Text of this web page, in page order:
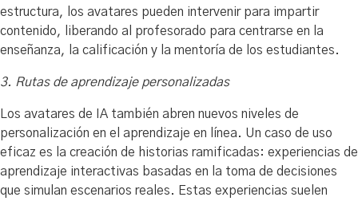
estructura, los avatares pueden intervenir para impartir
contenido, liberando al profesorado para centrarse en la
enseñanza, la calificación y la mentoría de los estudiantes.
3. Rutas de aprendizaje personalizadas
Los avatares de IA también abren nuevos niveles de
personalización en el aprendizaje en línea. Un caso de uso
eficaz es la creación de historias ramificadas: experiencias de
aprendizaje interactivas basadas en la toma de decisiones
que simulan escenarios reales. Estas experiencias suelen